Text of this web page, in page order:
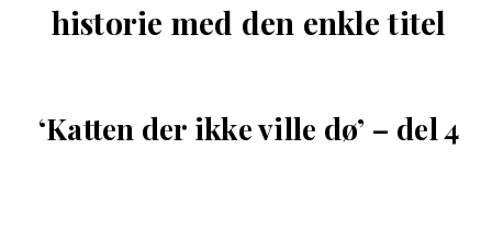
historie med den enkle titel
‘Katten der ikke ville dø’ – del 4